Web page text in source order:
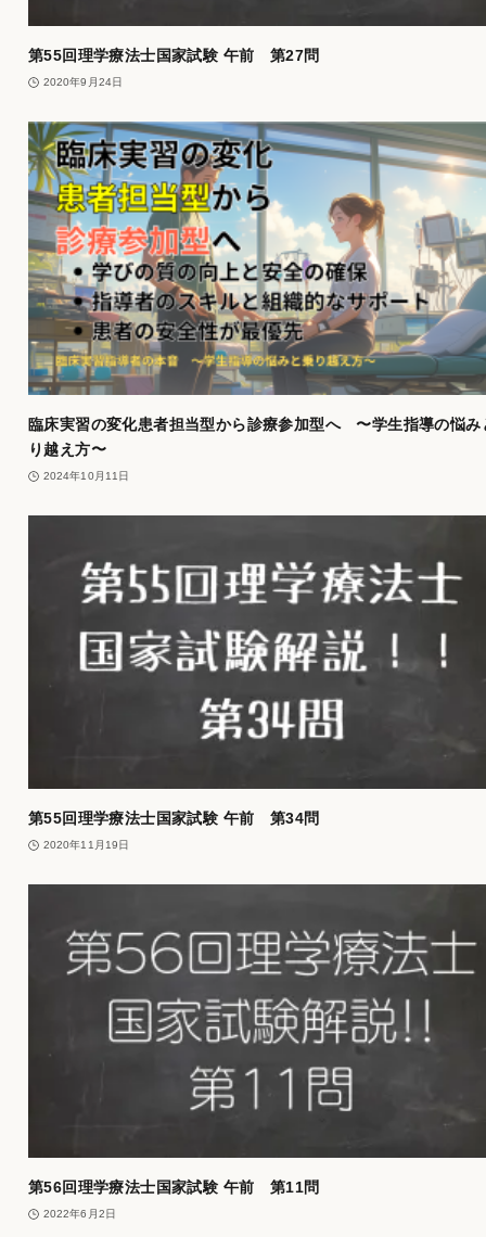
第55回理学療法士国家試験 午前 第27問
2020年9月24日
臨床実習の変化患者担当型から診療参加型へ 〜学生指導の悩み
り越え方〜
2024年10月11日
第55回理学療法士国家試験 午前 第34問
2020年11月19日
第56回理学療法士国家試験 午前 第11問
2022年6月2日